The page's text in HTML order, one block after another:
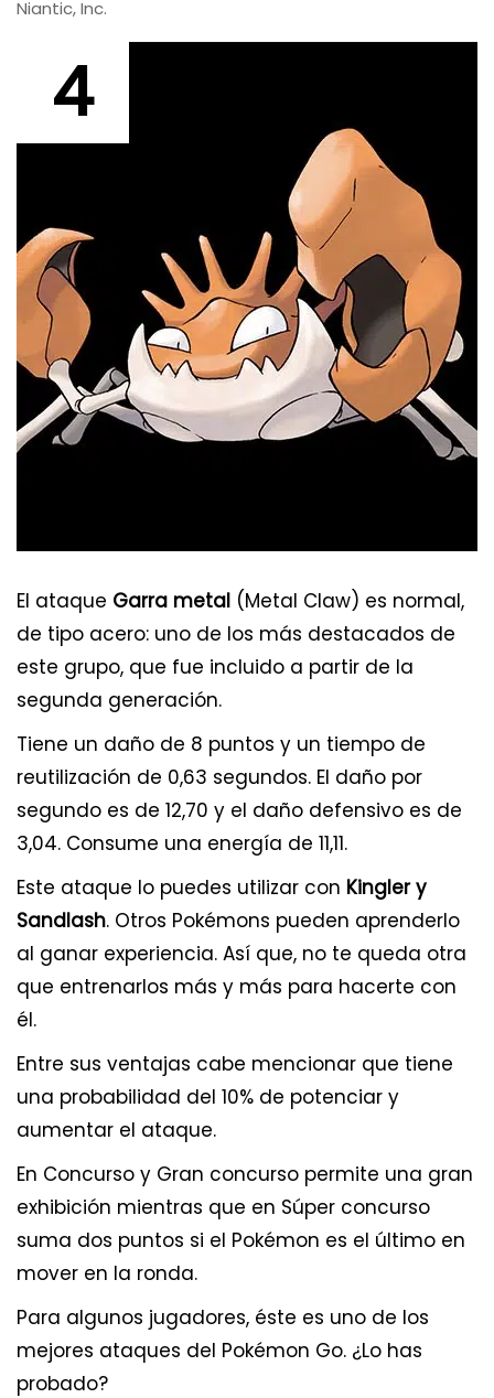
Niantic, Inc.
4
El ataque Garra metal (Metal Claw) es normal,
de tipo acero: uno de los más destacados de
este grupo, que fue incluido a partir de la
segunda generación.
Tiene un daño de 8 puntos y un tiempo de
reutilización de 0,63 segundos. El daño por
segundo es de 12,70 y el daño defensivo es de
3,04. Consume una energía de 11,11.
Este ataque lo puedes utilizar con Kingler y
Sandlash. Otros Pokémons pueden aprenderlo
al ganar experiencia. Así que, no te queda otra
que entrenarlos más y más para hacerte con
él.
Entre sus ventajas cabe mencionar que tiene
una probabilidad del 10% de potenciar y
aumentar el ataque.
En Concurso y Gran concurso permite una gran
exhibición mientras que en Súper concurso
suma dos puntos si el Pokémon es el último en
mover en la ronda.
Para algunos jugadores, éste es uno de los
mejores ataques del Pokémon Go. ¿Lo has
probado?